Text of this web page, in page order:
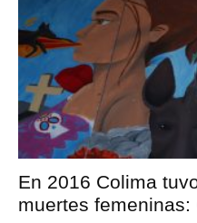
En 2016 Colima
muertes femeninas: